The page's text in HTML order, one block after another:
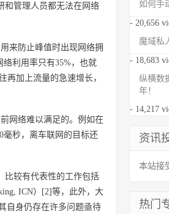
和管理人员都无法在网络
来防止峰值时出现网络拥
利用率只有35%，也就
再加上流量的急速增长，
网络难以满足的。例如在
毫秒，离车联网的目标还
比较有代表性的工作包括
ICN）[2]等，此外，大
自身仍存在许多问题亟待
如何手
- 20,656
魔域私
- 18,683
纵横数
年！
- 14,217
资讯
本站接
热门